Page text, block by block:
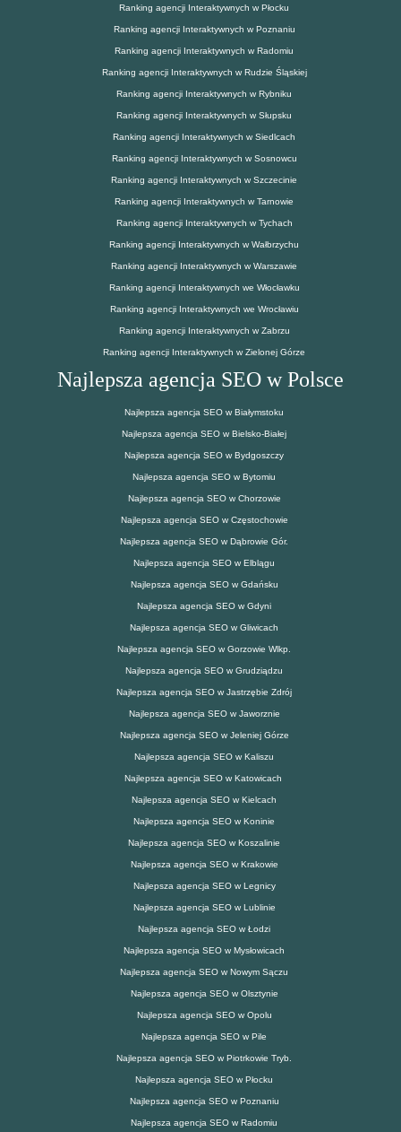
Ranking agencji Interaktywnych w Płocku
Ranking agencji Interaktywnych w Poznaniu
Ranking agencji Interaktywnych w Radomiu
Ranking agencji Interaktywnych w Rudzie Śląskiej
Ranking agencji Interaktywnych w Rybniku
Ranking agencji Interaktywnych w Słupsku
Ranking agencji Interaktywnych w Siedlcach
Ranking agencji Interaktywnych w Sosnowcu
Ranking agencji Interaktywnych w Szczecinie
Ranking agencji Interaktywnych w Tarnowie
Ranking agencji Interaktywnych w Tychach
Ranking agencji Interaktywnych w Wałbrzychu
Ranking agencji Interaktywnych w Warszawie
Ranking agencji Interaktywnych we Włocławku
Ranking agencji Interaktywnych we Wrocławiu
Ranking agencji Interaktywnych w Zabrzu
Ranking agencji Interaktywnych w Zielonej Górze
Najlepsza agencja SEO w Polsce
Najlepsza agencja SEO w Białymstoku
Najlepsza agencja SEO w Bielsko-Białej
Najlepsza agencja SEO w Bydgoszczy
Najlepsza agencja SEO w Bytomiu
Najlepsza agencja SEO w Chorzowie
Najlepsza agencja SEO w Częstochowie
Najlepsza agencja SEO w Dąbrowie Gór.
Najlepsza agencja SEO w Elblągu
Najlepsza agencja SEO w Gdańsku
Najlepsza agencja SEO w Gdyni
Najlepsza agencja SEO w Gliwicach
Najlepsza agencja SEO w Gorzowie Wlkp.
Najlepsza agencja SEO w Grudziądzu
Najlepsza agencja SEO w Jastrzębie Zdrój
Najlepsza agencja SEO w Jaworznie
Najlepsza agencja SEO w Jeleniej Górze
Najlepsza agencja SEO w Kaliszu
Najlepsza agencja SEO w Katowicach
Najlepsza agencja SEO w Kielcach
Najlepsza agencja SEO w Koninie
Najlepsza agencja SEO w Koszalinie
Najlepsza agencja SEO w Krakowie
Najlepsza agencja SEO w Legnicy
Najlepsza agencja SEO w Lublinie
Najlepsza agencja SEO w Łodzi
Najlepsza agencja SEO w Mysłowicach
Najlepsza agencja SEO w Nowym Sączu
Najlepsza agencja SEO w Olsztynie
Najlepsza agencja SEO w Opolu
Najlepsza agencja SEO w Pile
Najlepsza agencja SEO w Piotrkowie Tryb.
Najlepsza agencja SEO w Płocku
Najlepsza agencja SEO w Poznaniu
Najlepsza agencja SEO w Radomiu